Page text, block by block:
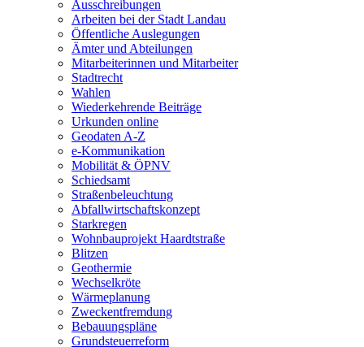
Ausschreibungen
Arbeiten bei der Stadt Landau
Öffentliche Auslegungen
Ämter und Abteilungen
Mitarbeiterinnen und Mitarbeiter
Stadtrecht
Wahlen
Wiederkehrende Beiträge
Urkunden online
Geodaten A-Z
e-Kommunikation
Mobilität & ÖPNV
Schiedsamt
Straßenbeleuchtung
Abfallwirtschaftskonzept
Starkregen
Wohnbauprojekt Haardtstraße
Blitzen
Geothermie
Wechselkröte
Wärmeplanung
Zweckentfremdung
Bebauungspläne
Grundsteuerreform